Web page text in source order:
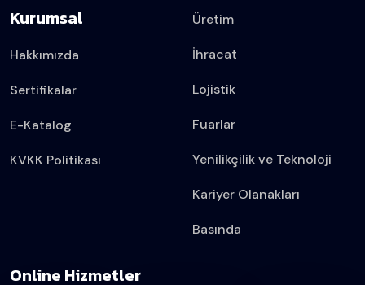
Kurumsal
Hakkımızda
Sertifikalar
E-Katalog
KVKK Politikası
Üretim
İhracat
Lojistik
Fuarlar
Yenilikçilik ve Teknoloji
Kariyer Olanakları
Basında
Online Hizmetler